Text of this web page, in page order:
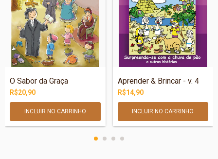
O Sabor da Graça
R$20,90
Aprender & Brincar - v. 4
R$14,90